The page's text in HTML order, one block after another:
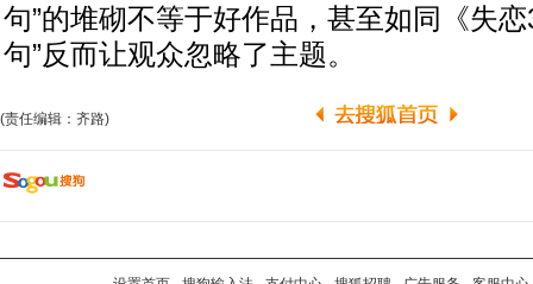
句”的堆砌不等于好作品，甚至如同《失
句”反而让观众忽略了主题。
(责任编辑：齐路)